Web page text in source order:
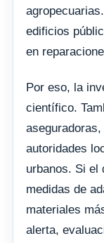
edificios
en
Por eso, la
científico.
autoridades
urbanos. Si el
medidas de
materiales
alerta,